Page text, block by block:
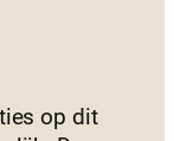
op dit